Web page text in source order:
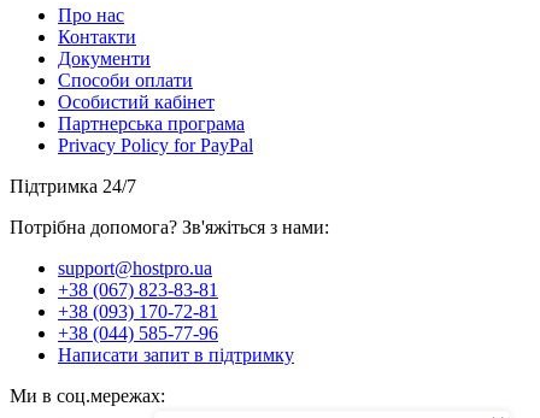
Про нас
Контакти
Документи
Способи оплати
Особистий кабінет
Партнерська програма
Privacy Policy for PayPal
Підтримка 24/7
Потрібна допомога? Зв'яжіться з нами:
support@hostpro.ua
+38 (067) 823-83-81
+38 (093) 170-72-81
+38 (044) 585-77-96
Написати запит в підтримку
Ми в соц.мережах: